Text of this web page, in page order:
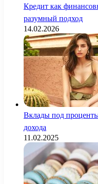
Кредит как
разумный подход
14.02.2026
Вклады под
дохода
11.02.2025